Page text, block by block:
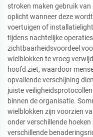
stroken maken gebruik
oplicht wanneer deze
voertuigen of
tijdens nachtelijke
zichtbaarheidsvoordeel
wielblokken te vroeg
hoofd ziet, waardoor
opvallende verschijning
juiste
binnen de organisatie.
wielblokken zijn voorzien
onder verschillende
verschillende